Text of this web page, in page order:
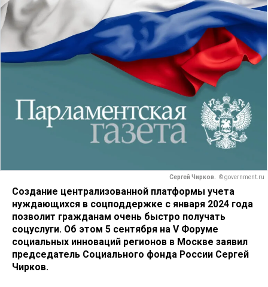
Сергей Чирков. © government.ru
Создание централизованной платформы учета
нуждающихся в соцподдержке с января 2024 года
позволит гражданам очень быстро получать
соцуслуги. Об этом 5 сентября на V Форуме
социальных инноваций регионов в Москве заявил
председатель Социального фонда России Сергей
Чирков.